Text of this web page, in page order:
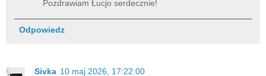
Pozdrawiam Łucjo serdecznie!
Odpowiedz
Sivka 10 maj 2026, 17:22:00